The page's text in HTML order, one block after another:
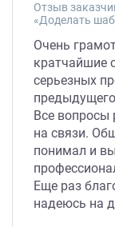
Отзыв
«Доделать
Очень
кратчайшие
серьезных
Все вопросы
на связи.
понимал и
Еще раз
надеюсь на